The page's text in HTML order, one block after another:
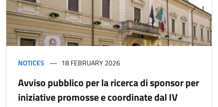
NOTICES 18 FEBRUARY 2026
Avviso pubblico per la ricerca di sponsor per
iniziative promosse e coordinate dal IV